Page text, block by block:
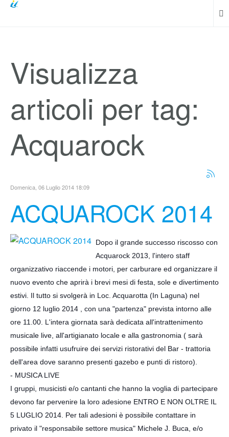
Visualizza
articoli per tag:
Acquarock
Domenica, 06 Luglio 2014 18:09
ACQUAROCK 2014
Dopo il grande successo riscosso con
Acquarock 2013, l'intero staff
organizzativo riaccende i motori, per carburare ed organizzare il
nuovo evento che aprirà i brevi mesi di festa, sole e divertimento
estivi. Il tutto si svolgerà in Loc. Acquarotta (In Laguna) nel
giorno 12 luglio 2014 , con una "partenza" prevista intorno alle
ore 11.00. L'intera giornata sarà dedicata all'intrattenimento
musicale live, all'artigianato locale e alla gastronomia ( sarà
possibile infatti usufruire dei servizi ristorativi del Bar - trattoria
dell'area dove saranno presenti gazebo e punti di ristoro).
- MUSICA LIVE
I gruppi, musicisti e/o cantanti che hanno la voglia di partecipare
devono far pervenire la loro adesione ENTRO E NON OLTRE IL
5 LUGLIO 2014. Per tali adesioni è possibile contattare in
privato il "responsabile settore musica" Michele J. Buca, e/o